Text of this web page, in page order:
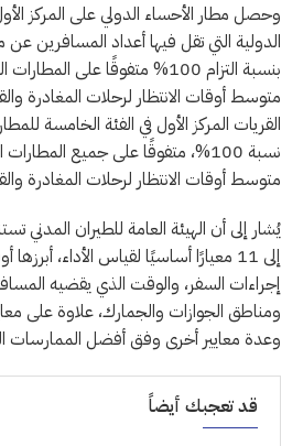
وحصل مطار الأحساء الدولي على المركز
الدولية التي تقل فيها أعداد المسافرين عن
بنسبة التزام 100% متفوقًا على
متوسط أوقات الانتظار لرحلات المغادرة
القريات المركز الأول في الفئة الخامسة
نسبة 100%، متفوقًا على جميع
متوسط أوقات الانتظار لرحلات المغادرة
يُشار إلى أن الهيئة العامة للطيران المدني
إلى 11 معيارًا أساسيًا لقياس الأداء،
إجراءات السفر، والوقت الذي يقضيه
ومناطق الجوازات والجمارك، علاوة على
وعدة معايير أخرى وفق أفضل الممارسات
قد تعجبك أيضاً